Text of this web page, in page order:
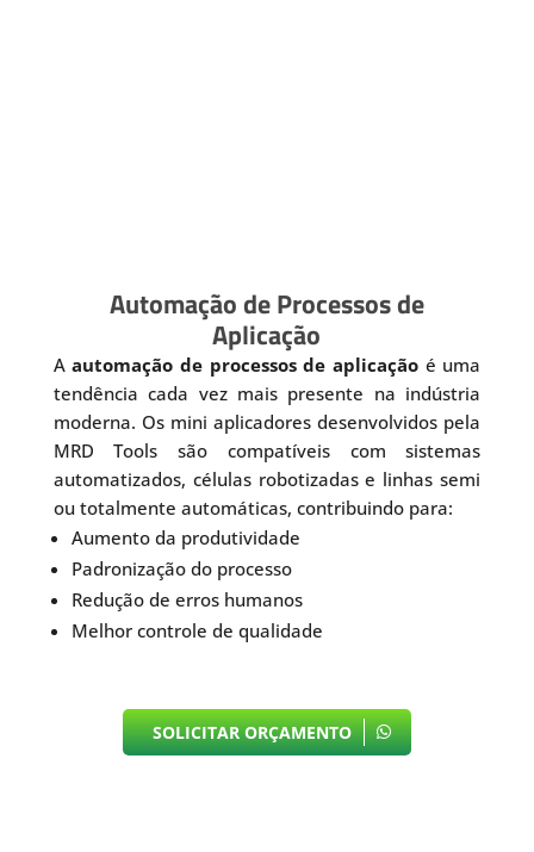
Automação de Processos de
Aplicação
Aautomação de processos de aplicaçãoé uma
tendência cada vez mais presente na indústria
moderna. Os mini aplicadores desenvolvidos pela
MRD Tools são compatíveis com sistemas
automatizados, células robotizadas e linhas semi
ou totalmente automáticas, contribuindo para:
Aumento da produtividade
Padronização do processo
Redução de erros humanos
Melhor controle de qualidade
SOLICITAR ORÇAMENTO